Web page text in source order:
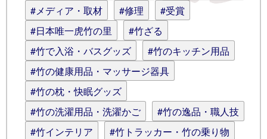
#メディア・取材
#修理
#受賞
#日本唯一虎竹の里
#竹ざる
#竹で入浴・バスグッズ
#竹のキッチン用品
#竹の健康用品・マッサージ器具
#竹の枕・快眠グッズ
#竹の洗濯用品・洗濯かご
#竹の逸品・職人技
#竹インテリア
#竹トラッカー・竹の乗り物